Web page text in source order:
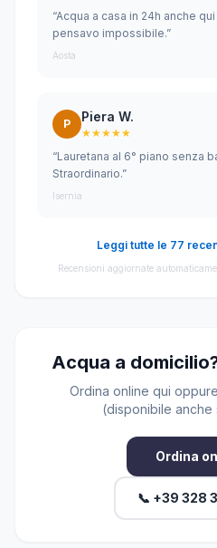
“Acqua a casa in 24h anche
pensavo impossibile.”
Aosta
P Piera W.
★★★★★
“Lauretana al 6° piano senza
Straordinario.”
Isernia
Leggi tutte le 77
Recensioni aggiornate
Acqua a
Ordina online qui
(disponibile anche
Ordina
📞 +39 328